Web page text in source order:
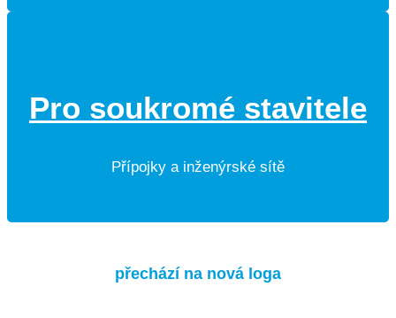
Pro soukromé stavitele
Přípojky a inženýrské sítě
přechází na nová loga